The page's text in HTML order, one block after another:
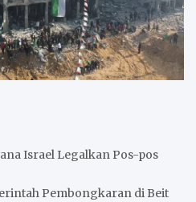
Israel Legalkan Pos-pos
Pembongkaran di Beit